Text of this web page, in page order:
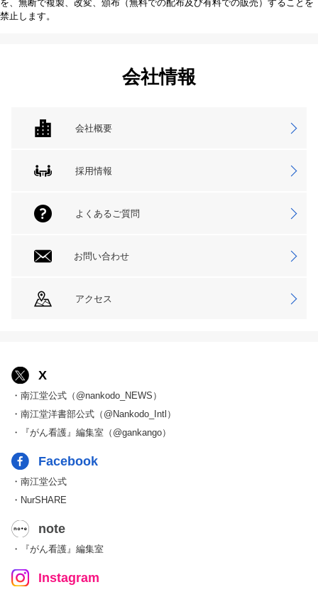
を、無断で複製、改変、頒布（無料での配布及び有料での販売）することを
禁止します。
会社情報
会社概要
採用情報
よくあるご質問
お問い合わせ
アクセス
X
・南江堂公式（@nankodo_NEWS）
・南江堂洋書部公式（@Nankodo_Intl）
・『がん看護』編集室（@gankango）
Facebook
・南江堂公式
・NurSHARE
note
・『がん看護』編集室
Instagram